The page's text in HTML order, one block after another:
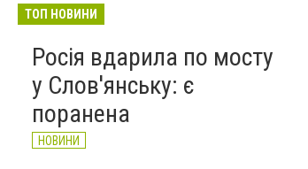
Донецькоблгаз припиняє
районів
НОВИНИ
ТОП НОВИНИ
Росія вдарила по мосту
у Слов'янську: є
поранена
НОВИНИ